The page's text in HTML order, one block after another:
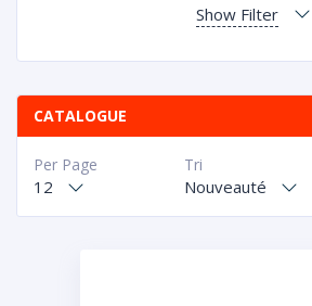
Show Filter
CATALOGUE
Tri
Nouveauté
Per Page
12